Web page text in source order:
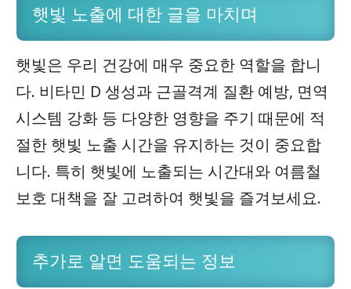
햇빛 노출에 대한 글을 마치며
햇빛은 우리 건강에 매우 중요한 역할을 합니
다. 비타민 D 생성과 근골격계 질환 예방, 면역
시스템 강화 등 다양한 영향을 주기 때문에 적
절한 햇빛 노출 시간을 유지하는 것이 중요합
니다. 특히 햇빛에 노출되는 시간대와 여름철
보호 대책을 잘 고려하여 햇빛을 즐겨보세요.
추가로 알면 도움되는 정보